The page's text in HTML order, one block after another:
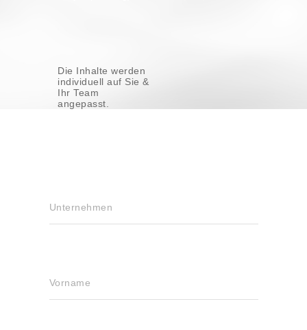
Die Inhalte werden
individuell auf Sie &
Ihr Team
angepasst.
Unternehmen
Vorname